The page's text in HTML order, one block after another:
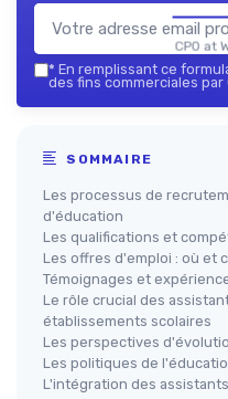
CPO at
* En remplissant ce
des fins commerciales par
SOMMAIRE
Les processus de
d'éducation
Les qualifications et
Les offres d'emploi : où et
Témoignages et
Le rôle crucial des
établissements scolaires
Les perspectives
Les politiques de
L'intégration des